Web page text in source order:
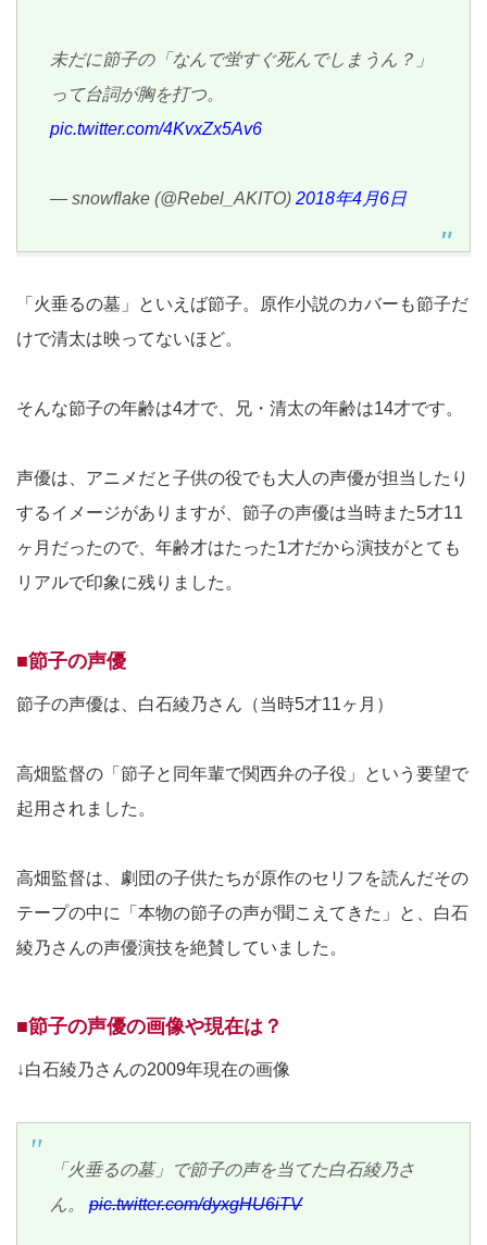
未だに節子の「なんで蛍すぐ死んでしまうん？」
って台詞が胸を打つ。
pic.twitter.com/4KvxZx5Av6
— snowflake (@Rebel_AKITO) 2018年4月6日
「火垂るの墓」といえば節子。原作小説のカバーも節子だ
けで清太は映ってないほど。
そんな節子の年齢は4才で、兄・清太の年齢は14才です。
声優は、アニメだと子供の役でも大人の声優が担当したり
するイメージがありますが、節子の声優は当時また5才11
ヶ月だったので、年齢才はたった1才だから演技がとても
リアルで印象に残りました。
■節子の声優
節子の声優は、白石綾乃さん（当時5才11ヶ月）
高畑監督の「節子と同年輩で関西弁の子役」という要望で
起用されました。
高畑監督は、劇団の子供たちが原作のセリフを読んだその
テープの中に「本物の節子の声が聞こえてきた」と、白石
綾乃さんの声優演技を絶賛していました。
■節子の声優の画像や現在は？
↓白石綾乃さんの2009年現在の画像
「火垂るの墓」で節子の声を当てた白石綾乃さ
ん。 pic.twitter.com/dyxgHU6iTV